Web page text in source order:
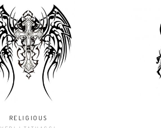
RELIGIOUS